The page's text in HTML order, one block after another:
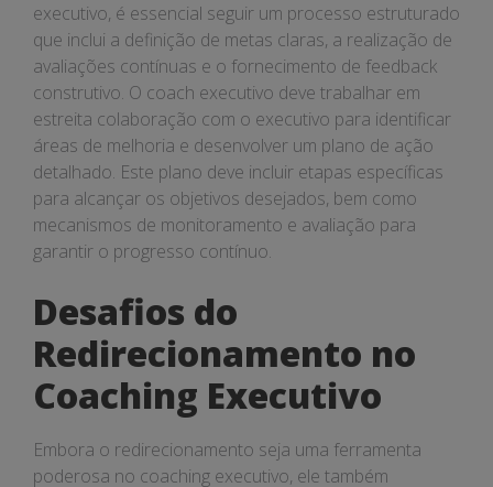
executivo, é essencial seguir um processo estruturado
que inclui a definição de metas claras, a realização de
avaliações contínuas e o fornecimento de feedback
construtivo. O coach executivo deve trabalhar em
estreita colaboração com o executivo para identificar
áreas de melhoria e desenvolver um plano de ação
detalhado. Este plano deve incluir etapas específicas
para alcançar os objetivos desejados, bem como
mecanismos de monitoramento e avaliação para
garantir o progresso contínuo.
Desafios do
Redirecionamento no
Coaching Executivo
Embora o redirecionamento seja uma ferramenta
poderosa no coaching executivo, ele também